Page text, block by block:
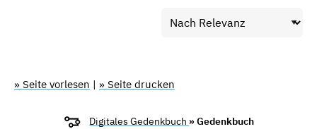
» Seite vorlesen | » Seite drucken
Digitales Gedenkbuch » Gedenkbuch